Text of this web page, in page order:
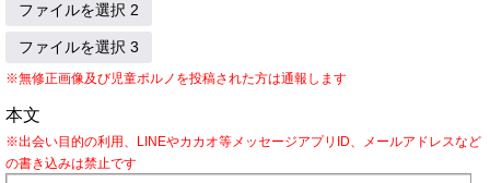
ファイルを選択 2
ファイルを選択 3
※無修正画像及び児童ポルノを投稿された方は通報します
本文
※出会い目的の利用、LINEやカカオ等メッセージアプリID、メールアドレスなど
の書き込みは禁止です